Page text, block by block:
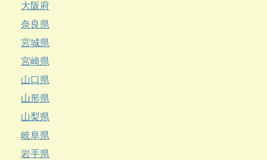
大阪府
奈良県
宮城県
宮崎県
山口県
山形県
山梨県
岐阜県
岩手県